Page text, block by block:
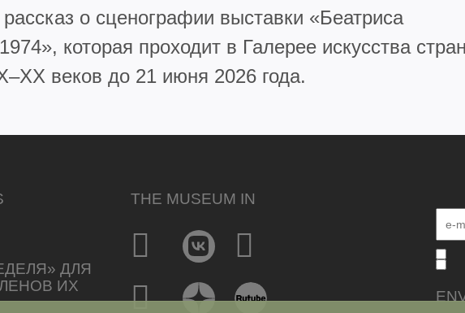
о сценографии выставки «Беатриса
которая проходит в Галерее искусства
веков до 21 июня 2026 года.
ДЛЯ
ИХ
THE MUSEUM IN